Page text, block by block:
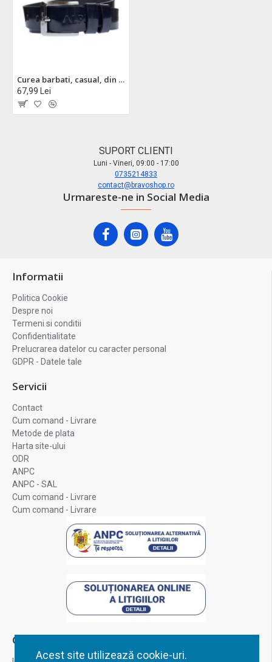
Acest site utilizează cookie-uri.
Curea barbati, casual, din piele naturala, Bleumarin LAC, 4.5cm - CK33LBL
67,99 Lei
SUPORT CLIENTI
Luni - Vineri, 09:00 - 17:00
0735214833
contact@bravoshop.ro
Urmareste-ne in Social Media
Informatii
Politica Cookie
Despre noi
Termeni si conditii
Confidentialitate
Prelucrarea datelor cu caracter personal
GDPR - Datele tale
Servicii
Contact
Cum comand - Livrare
Metode de plata
Harta site-ului
ODR
ANPC
ANPC - SAL
Cum comand - Livrare
Cum comand - Livrare
Contul Meu